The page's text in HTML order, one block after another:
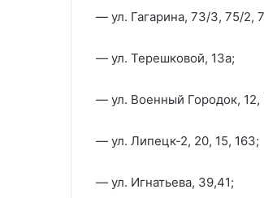
— ул. Гагарина, 73/3, 75/2,
— ул. Терешковой, 13а;
— ул. Военный Городок, 12,
— ул. Липецк-2, 20, 15, 163;
— ул. Игнатьева, 39,41;